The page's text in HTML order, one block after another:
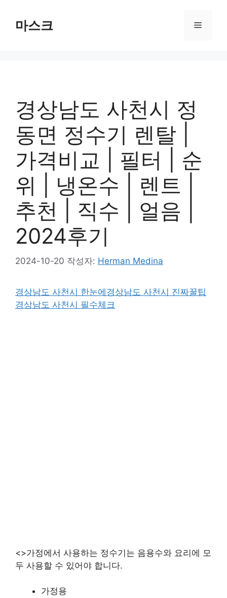
마스크 메
경상남도 사천시 정
동면 정수기 렌탈 |
가격비교 | 필터 | 순
위 | 냉온수 | 렌트 |
추천 | 직수 | 얼음 |
2024후기
2024-10-20 작성자: Herman Medina
경상남도 사천시 한눈에경상남도 사천시 진짜꿀팁
경상남도 사천시 필수체크
<>가정에서 사용하는 정수기는 음용수와 요리에 모
두 사용할 수 있어야 합니다.
가정용